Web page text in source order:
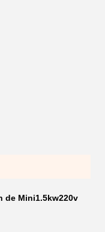
de Mini1.5kw220v